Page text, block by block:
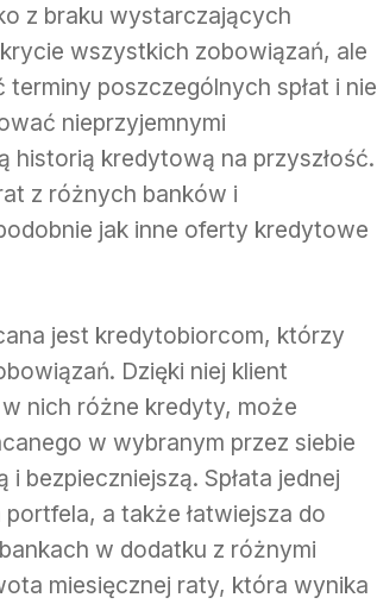
z braku wystarczających
wszystkich zobowiązań, ale
poszczególnych spłat i nie
nieprzyjemnymi
historią kredytową na przyszłość.
z różnych banków i
jak inne oferty kredytowe
jest kredytobiorcom, którzy
Dzięki niej klient
nich różne kredyty, może
w wybranym przez siebie
bezpieczniejszą. Spłata jednej
a także łatwiejsza do
w dodatku z różnymi
miesięcznej raty, która wynika